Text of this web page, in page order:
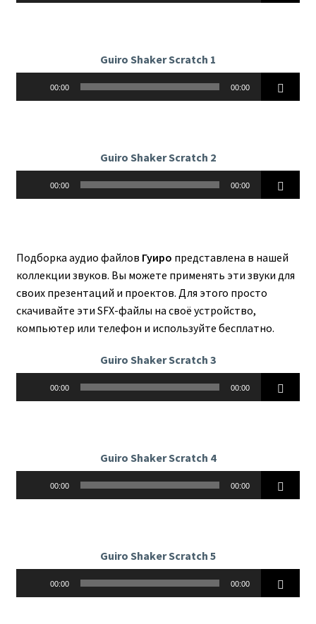
Guiro Shaker Scratch 1
00:00 00:00
Guiro Shaker Scratch 2
00:00 00:00
Подборка аудио файлов Гуиро представлена в нашей
коллекции звуков. Вы можете применять эти звуки для
своих презентаций и проектов. Для этого просто
скачивайте эти SFX-файлы на своё устройство,
компьютер или телефон и используйте бесплатно.
Guiro Shaker Scratch 3
00:00 00:00
Guiro Shaker Scratch 4
00:00 00:00
Guiro Shaker Scratch 5
00:00 00:00